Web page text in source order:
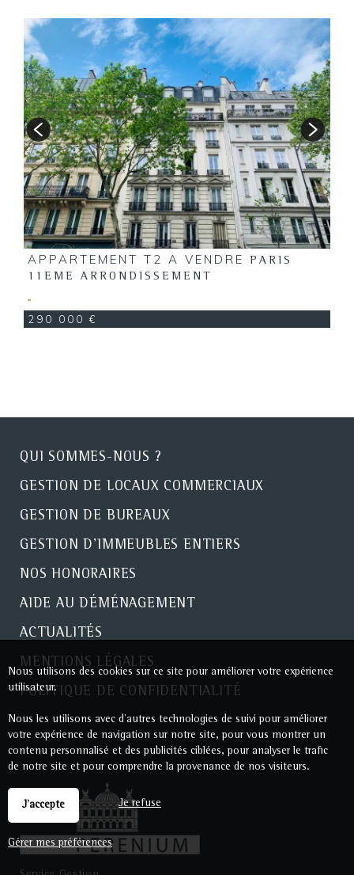
APPARTEMENT T2 A VENDRE
PARIS
11EME ARRONDISSEMENT
290 000 €
QUI SOMMES-NOUS ?
GESTION DE LOCAUX COMMERCIAUX
GESTION DE BUREAUX
GESTION D'IMMEUBLES ENTIERS
NOS HONORAIRES
AIDE AU DÉMÉNAGEMENT
ACTUALITÉS
MENTIONS LÉGALES
POLITIQUE DE CONFIDENTIALITÉ
Nous utilisons des cookies sur ce site pour améliorer votre expérience
utilisateur.
Nous les utilisons avec d'autres technologies de suivi pour améliorer
votre expérience de navigation sur notre site, pour vous montrer un
contenu personnalisé et des publicités ciblées, pour analyser le trafic
de notre site et pour comprendre la provenance de nos visiteurs.
J'accepte Je refuse
Gérer mes préférences